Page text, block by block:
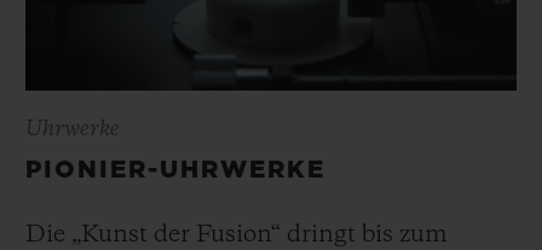
Uhrwerke
PIONIER-UHRWERKE
Die „Kunst der Fusion“ dringt bis zum